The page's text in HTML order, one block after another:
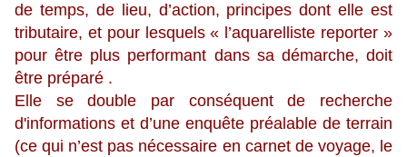
de temps, de lieu, d’action, principes dont elle est
tributaire, et pour lesquels « l’aquarelliste reporter »
pour être plus performant dans sa démarche, doit
être préparé .
Elle se double par conséquent de recherche
d'informations et d’une enquête préalable de terrain
(ce qui n’est pas nécessaire en carnet de voyage, le